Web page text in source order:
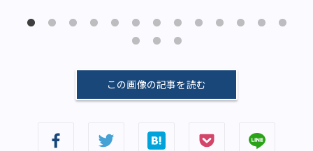
この画像の記事を読む